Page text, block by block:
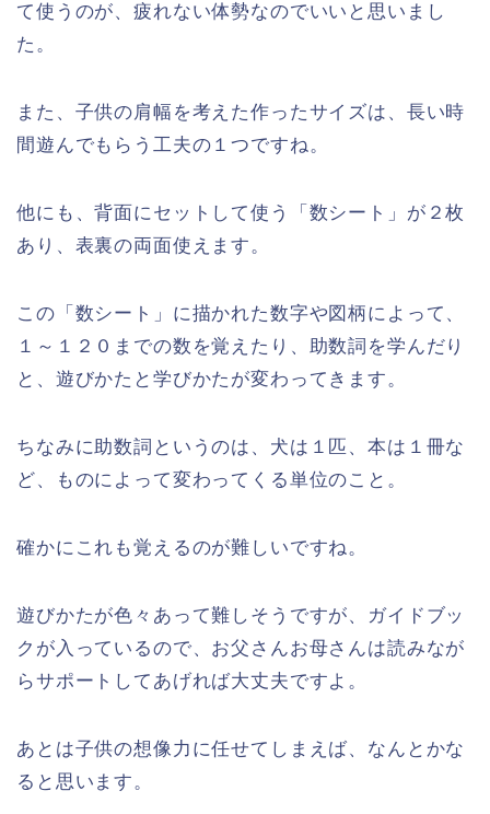
て使うのが、疲れない体勢なのでいいと思いまし
た。
また、子供の肩幅を考えた作ったサイズは、長い時
間遊んでもらう工夫の１つですね。
他にも、背面にセットして使う「数シート」が２枚
あり、表裏の両面使えます。
この「数シート」に描かれた数字や図柄によって、
１～１２０までの数を覚えたり、助数詞を学んだり
と、遊びかたと学びかたが変わってきます。
ちなみに助数詞というのは、犬は１匹、本は１冊な
ど、ものによって変わってくる単位のこと。
確かにこれも覚えるのが難しいですね。
遊びかたが色々あって難しそうですが、ガイドブッ
クが入っているので、お父さんお母さんは読みなが
らサポートしてあげれば大丈夫ですよ。
あとは子供の想像力に任せてしまえば、なんとかな
ると思います。